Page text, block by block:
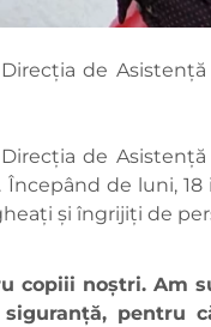
de Asistență
de Asistență
de luni,
și îngrijiți de
copiii noștri. Am
siguranță, pentru